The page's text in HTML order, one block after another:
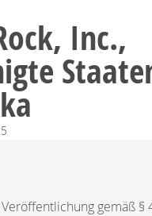
Inc.,
gemäß